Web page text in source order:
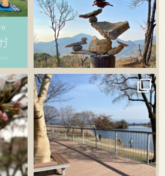
3月 18